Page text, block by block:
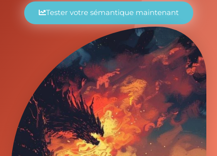
Tester votre sémantique maintenant